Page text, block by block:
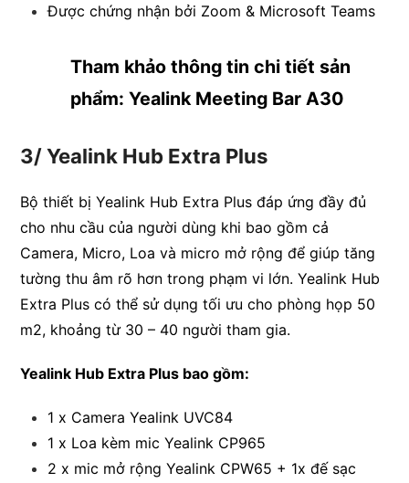
Được chứng nhận bởi Zoom & Microsoft Teams
Tham khảo thông tin chi tiết sản
phẩm: Yealink Meeting Bar A30
3/ Yealink Hub Extra Plus
Bộ thiết bị Yealink Hub Extra Plus đáp ứng đầy đủ
cho nhu cầu của người dùng khi bao gồm cả
Camera, Micro, Loa và micro mở rộng để giúp tăng
tường thu âm rõ hơn trong phạm vi lớn. Yealink Hub
Extra Plus có thể sử dụng tối ưu cho phòng họp 50
m2, khoảng từ 30 – 40 người tham gia.
Yealink Hub Extra Plus bao gồm:
1 x Camera Yealink UVC84
1 x Loa kèm mic Yealink CP965
2 x mic mở rộng Yealink CPW65 + 1x đế sạc